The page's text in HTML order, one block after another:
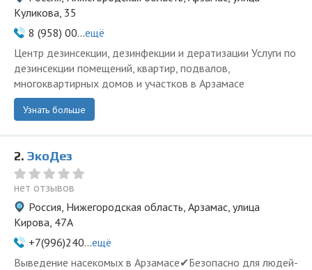
Куликова, 35
8 (958) 00...ещё
Центр дезинсекции, дезинфекции и дератизации Услуги по
дезинсекции помещений, квартир, подвалов,
многоквартирных домов и участков в Арзамасе
Узнать больше
2. ЭкоДез
нет отзывов
Россия, Нижегородская область, Арзамас, улица
Кирова, 47А
+7(996)240...ещё
Выведение насекомых в Арзамасе✔Безопасно для людей-